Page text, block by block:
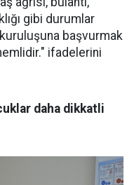
gibi durumlar
başvurmak
ifadelerini
daha dikkatli